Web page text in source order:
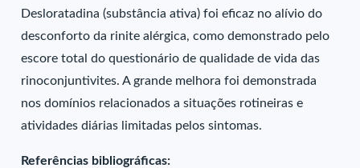
Desloratadina (substância ativa) foi eficaz no alívio do
desconforto da rinite alérgica, como demonstrado pelo
escore total do questionário de qualidade de vida das
rinoconjuntivites. A grande melhora foi demonstrada
nos domínios relacionados a situações rotineiras e
atividades diárias limitadas pelos sintomas.
Referências bibliográficas: